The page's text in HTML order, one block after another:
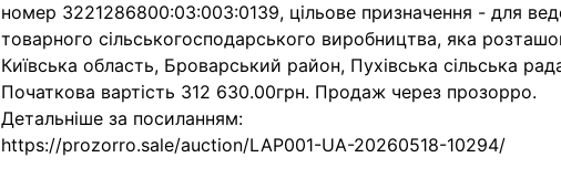
номер 3221286800:03:003:0139, цільове призначення - для
товарного сільськогосподарського виробництва, яка
Київська область, Броварський район, Пухівська сільська
Початкова вартість 312 630.00грн. Продаж через прозорро.
Детальніше за посиланням:
https://prozorro.sale/auction/LAP001-UA-20260518-10294/